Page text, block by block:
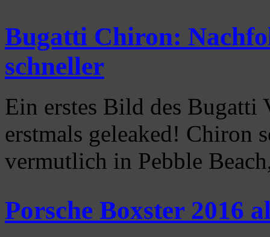
Bugatti Chiron:
schneller
Ein erstes Bild des Bugatti
erstmals geleaked! Chiron
vermutlich in Pebble
Porsche Boxster 2016